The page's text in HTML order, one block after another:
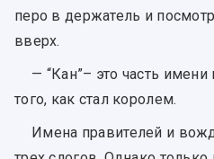
перо в держатель и
вверх.
— “Кан”– это часть
того, как стал королем.
Имена правителей и